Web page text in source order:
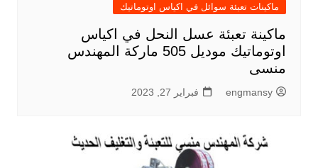
ماكينات تعبئة سوائل في اكياس اوتوماتيك
ماكينة تعبئة عسل النحل في اكياس
اوتوماتيك موديل 505 ماركة المهندس
منسى
engmansy فبراير 27, 2023